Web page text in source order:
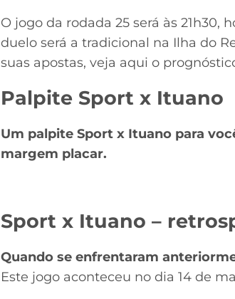
O jogo da rodada 25 será às 21h30,
duelo será a tradicional na Ilha do
suas apostas, veja aqui o
Palpite Sport x Ituano
Um palpite Sport x Ituano para
margem placar.
Sport x Ituano –
Quando se enfrentaram
Este jogo aconteceu no dia 14 de